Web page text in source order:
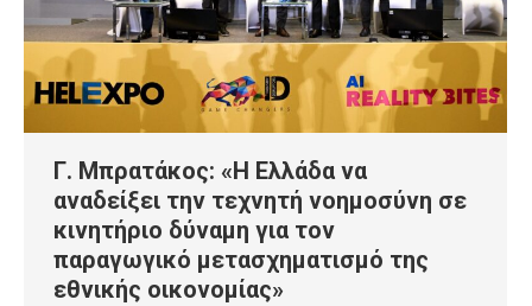
Γ. Μπρατάκος: «Η Ελλάδα να
αναδείξει την τεχνητή νοημοσύνη σε
κινητήριο δύναμη για τον
παραγωγικό μετασχηματισμό της
εθνικής οικονομίας»